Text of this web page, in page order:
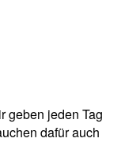
geben jeden Tag
dafür auch